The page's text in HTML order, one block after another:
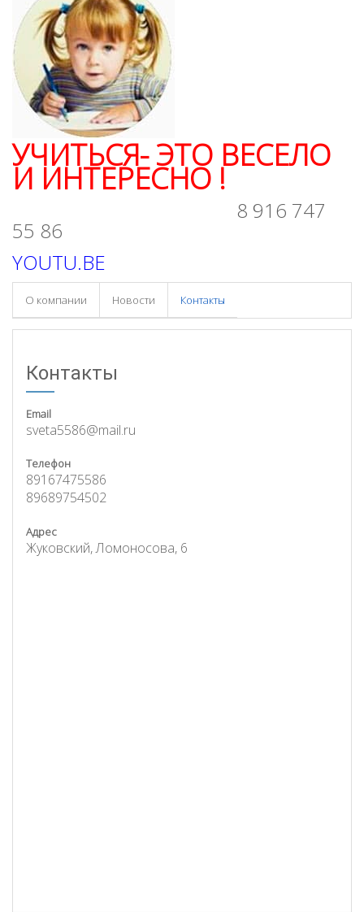
УЧИТЬСЯ- ЭТО ВЕСЕЛО
И ИНТЕРЕСНО !
8 916 747
55 86
YOUTU.BE
О компании Новости Контакты
Контакты
Email
sveta5586@mail.ru
Телефон
89167475586
89689754502
Адрес
Жуковский, Ломоносова, 6